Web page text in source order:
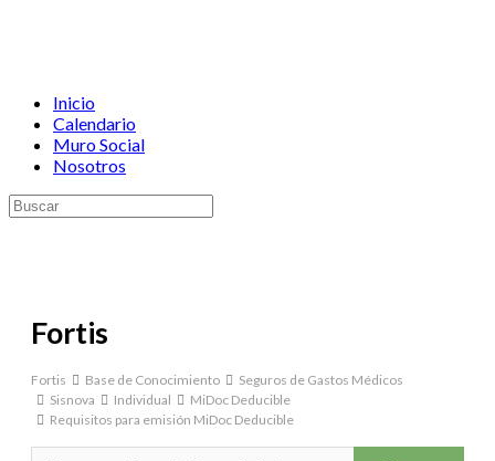
Inicio
Calendario
Muro Social
Nosotros
Buscar:
Fortis
Fortis Base de Conocimiento
Seguros de Gastos Médicos
Sisnova
Individual
MiDoc Deducible
Requisitos para emisión MiDoc Deducible